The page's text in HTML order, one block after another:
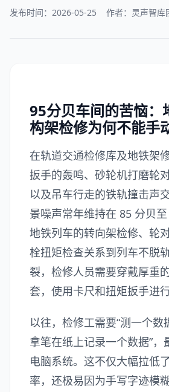
发布时间： 2026-05-25 作者：灵声智库
95分贝车间的苦恼：
构架检修为何不能手
在轨道交通检修库及地铁架
扳手的轰鸣、砂轮机打磨轮
以及吊车行走的铁轨撞击声
景噪声常年维持在 85 分贝至
地铁列车的转向架检修、轮
栓扭矩检查关系到列车不脱
裂，检修人员需要穿戴厚重
套，使用卡尺和扭矩扳手进行
以往，检修工需要“测一个数
拿笔在纸上记录一个数据”，
电脑系统。这不仅大幅拉低
率，还极易因为手写字迹模